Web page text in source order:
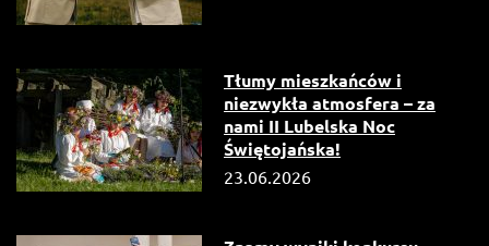
Tłumy mieszkańców i
niezwykła atmosfera – za
nami II Lubelska Noc
Świętojańska!
23.06.2026